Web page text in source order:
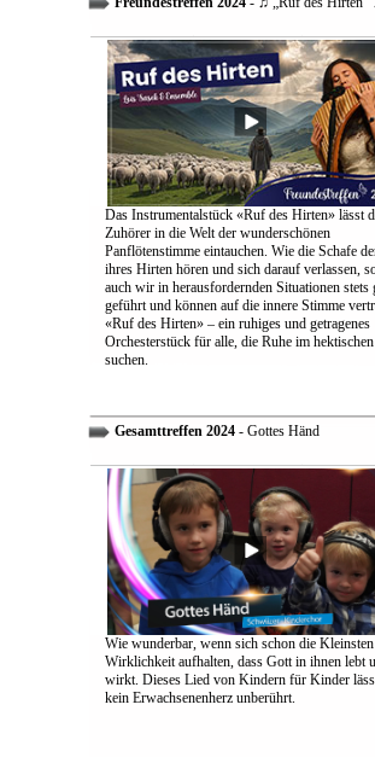
Das Instrumentalstück «Ruf des Hirten» lässt
Zuhörer in die Welt der wunderschönen
Panflötenstimme eintauchen. Wie die Schafe
ihres Hirten hören und sich darauf verlassen,
auch wir in herausfordernden Situationen stets
geführt und können auf die innere Stimme
«Ruf des Hirten» – ein ruhiges und getragenes
Orchesterstück für alle, die Ruhe im
suchen.
Gesamttreffen 2024- Gottes Händ
Wie wunderbar, wenn sich schon die
Wirklichkeit aufhalten, dass Gott in ihnen lebt
wirkt. Dieses Lied von Kindern für Kinder
kein Erwachsenenherz unberührt.